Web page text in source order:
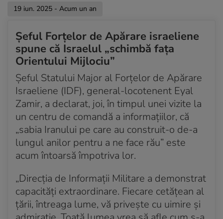
19 iun. 2025 - Acum un an
Șeful Forțelor de Apărare israeliene
spune că Israelul „schimbă fața
Orientului Mijlociu”
Șeful Statului Major al Forțelor de Apărare
Israeliene (IDF), general-locotenent Eyal
Zamir, a declarat, joi, în timpul unei vizite la
un centru de comandă a informațiilor, că
„sabia Iranului pe care au construit-o de-a
lungul anilor pentru a ne face rău” este
acum întoarsă împotriva lor.
„Direcția de Informații Militare a demonstrat
capacități extraordinare. Fiecare cetățean al
țării, întreaga lume, vă privește cu uimire și